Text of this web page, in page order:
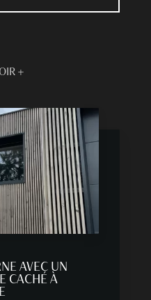
+
AVEC UN
CACHÉ À